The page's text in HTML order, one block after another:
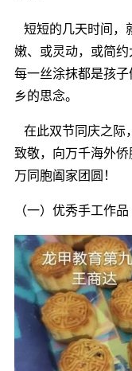
短短的几天时间，
嫩、或灵动，或简约
每一丝涂抹都是孩
乡的思念。
在此双节同庆之际
致敬，向万千海外
万同胞阖家团圆！
（一）优秀手工作品